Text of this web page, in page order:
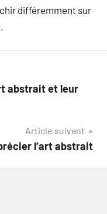
différemment sur
abstrait et leur
Article suivant
l’art abstrait